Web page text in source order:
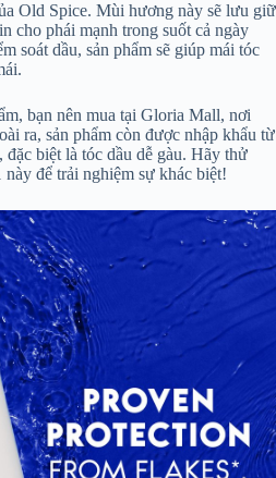
Old Spice. Mùi hương này sẽ lưu giữ
cho phái mạnh trong suốt cả ngày
soát dầu, sản phẩm sẽ giúp mái tóc
bạn nên mua tại Gloria Mall, nơi
ra, sản phẩm còn được nhập khẩu từ
biệt là tóc dầu dễ gàu. Hãy thử
để trải nghiệm sự khác biệt!